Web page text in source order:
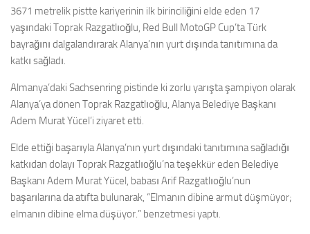
3671 metrelik pistte kariyerinin ilk birinciliğini elde eden 17
yaşındaki Toprak Razgatlıoğlu, Red Bull MotoGP Cup’ta Türk
bayrağını dalgalandırarak Alanya’nın yurt dışında tanıtımına da
katkı sağladı.
Almanya’daki Sachsenring pistinde ki zorlu yarışta şampiyon olarak
Alanya’ya dönen Toprak Razgatlıoğlu, Alanya Belediye Başkanı
Adem Murat Yücel’i ziyaret etti.
Elde ettiği başarıyla Alanya’nın yurt dışındaki tanıtımına sağladığı
katkıdan dolayı Toprak Razgatlıoğlu’na teşekkür eden Belediye
Başkanı Adem Murat Yücel, babası Arif Razgatlıoğlu’nun
başarılarına da atıfta bulunarak, “Elmanın dibine armut düşmüyor;
elmanın dibine elma düşüyor.” benzetmesi yaptı.